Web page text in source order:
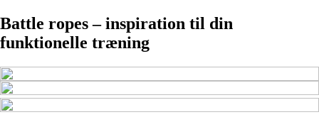
Battle ropes – inspiration til din
funktionelle træning